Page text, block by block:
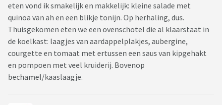
eten vond ik smakelijk en makkelijk: kleine salade met
quinoa van ah en een blikje tonijn. Op herhaling, dus.
Thuisgekomen eten we een ovenschotel die al klaarstaat in
de koelkast: laagjes van aardappelplakjes, aubergine,
courgette en tomaat met ertussen een saus van kipgehakt
en pompoen met veel kruiderij. Bovenop
bechamel/kaaslaagje.